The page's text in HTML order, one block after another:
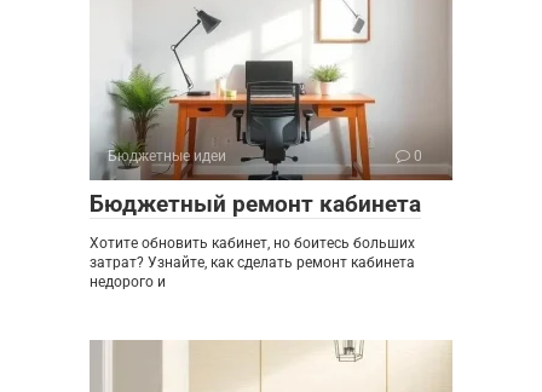
Бюджетные идеи 0
Бюджетный ремонт кабинета
Хотите обновить кабинет, но боитесь больших
затрат? Узнайте, как сделать ремонт кабинета
недорого и